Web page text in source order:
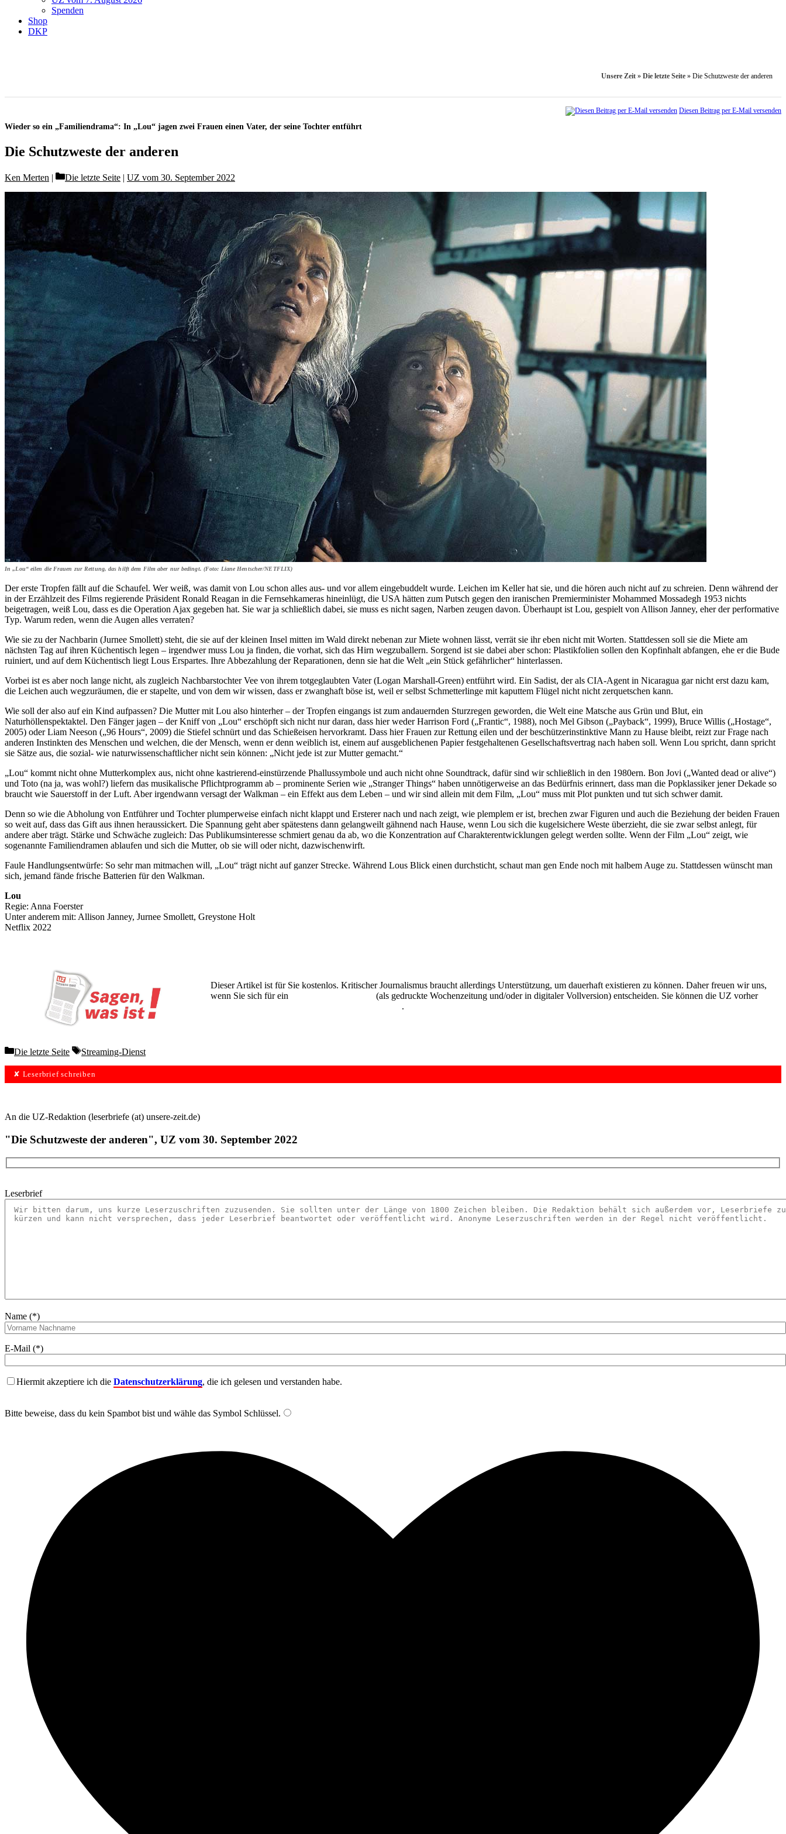
Spenden
Shop
DKP
Unsere Zeit » Die letzte Seite » Die Schutzweste der anderen
Diesen Beitrag per E-Mail versenden
Wieder so ein „Familiendrama“: In „Lou“ jagen zwei Frauen einen Vater, der seine Tochter entführt
Die Schutzweste der anderen
Ken Merten Categories
Die letzte Seite | UZ vom 30. September 2022
In „Lou“ eilen die Frauen zur Rettung, das hilft dem Film aber nur bedingt. (Foto: Liane Hentscher/NETFLIX)
Der erste Tropfen fällt auf die Schaufel. Wer weiß, was damit von Lou schon alles aus- und vor allem eingebuddelt wurde. Leichen im Keller hat sie, und die hören auch nicht auf zu schreien. Denn während der
in der Erzählzeit des Films regierende Präsident Ronald Reagan in die Fernsehkameras hineinlügt, die USA hätten zum Putsch gegen den iranischen Premierminister Mohammed Mossadegh 1953 nichts
beigetragen, weiß Lou, dass es die Operation Ajax gegeben hat. Sie war ja schließlich dabei, sie muss es nicht sagen, Narben zeugen davon. Überhaupt ist Lou, gespielt von Allison Janney, eher der performative
Typ. Warum reden, wenn die Augen alles verraten?
Wie sie zu der Nachbarin (Jurnee Smollett) steht, die sie auf der kleinen Insel mitten im Wald direkt nebenan zur Miete wohnen lässt, verrät sie ihr eben nicht mit Worten. Stattdessen soll sie die Miete am
nächsten Tag auf ihren Küchentisch legen – irgendwer muss Lou ja finden, die vorhat, sich das Hirn wegzuballern. Sorgend ist sie dabei aber schon: Plastikfolien sollen den Kopfinhalt abfangen, ehe er die Bude
ruiniert, und auf dem Küchentisch liegt Lous Erspartes. Ihre Abbezahlung der Reparationen, denn sie hat die Welt „ein Stück gefährlicher“ hinterlassen.
Vorbei ist es aber noch lange nicht, als zugleich Nachbarstochter Vee von ihrem totgeglaubten Vater (Logan Marshall-Green) entführt wird. Ein Sadist, der als CIA-Agent in Nicaragua gar nicht erst dazu kam,
die Leichen auch wegzuräumen, die er stapelte, und von dem wir wissen, dass er zwanghaft böse ist, weil er selbst Schmetterlinge mit kaputtem Flügel nicht nicht zerquetschen kann.
Wie soll der also auf ein Kind aufpassen? Die Mutter mit Lou also hinterher – der Tropfen eingangs ist zum andauernden Sturzregen geworden, die Welt eine Matsche aus Grün und Blut, ein
Naturhöllenspektaktel. Den Fänger jagen – der Kniff von „Lou“ erschöpft sich nicht nur daran, dass hier weder Harrison Ford („Frantic“, 1988), noch Mel Gibson („Payback“, 1999), Bruce Willis („Hostage“,
2005) oder Liam Neeson („96 Hours“, 2009) die Stiefel schnürt und das Schießeisen hervorkramt. Dass hier Frauen zur Rettung eilen und der beschützerinstinktive Mann zu Hause bleibt, reizt zur Frage nach
anderen Instinkten des Menschen und welchen, die der Mensch, wenn er denn weiblich ist, einem auf ausgeblichenen Papier festgehaltenen Gesellschaftsvertrag nach haben soll. Wenn Lou spricht, dann spricht
sie Sätze aus, die sozial- wie naturwissenschaftlicher nicht sein können: „Nicht jede ist zur Mutter gemacht.“
„Lou“ kommt nicht ohne Mutterkomplex aus, nicht ohne kastrierend-einstürzende Phallussymbole und auch nicht ohne Soundtrack, dafür sind wir schließlich in den 1980ern. Bon Jovi („Wanted dead or alive“)
und Toto (na ja, was wohl?) liefern das musikalische Pflichtprogramm ab – prominente Serien wie „Stranger Things“ haben unnötigerweise an das Bedürfnis erinnert, dass man die Popklassiker jener Dekade so
braucht wie Sauerstoff in der Luft. Aber irgendwann versagt der Walkman – ein Effekt aus dem Leben – und wir sind allein mit dem Film, „Lou“ muss mit Plot punkten und tut sich schwer damit.
Denn so wie die Abholung von Entführer und Tochter plumperweise einfach nicht klappt und Ersterer nach und nach zeigt, wie plemplem er ist, brechen zwar Figuren und auch die Beziehung der beiden Frauen
so weit auf, dass das Gift aus ihnen heraussickert. Die Spannung geht aber spätestens dann gelangweilt gähnend nach Hause, wenn Lou sich die kugelsichere Weste überzieht, die sie zwar selbst anlegt, für
andere aber trägt. Stärke und Schwäche zugleich: Das Publikumsinteresse schmiert genau da ab, wo die Konzentration auf Charakterentwicklungen gelegt werden sollte. Wenn der Film „Lou“ zeigt, wie
sogenannte Familiendramen ablaufen und sich die Mutter, ob sie will oder nicht, dazwischenwirft.
Faule Handlungsentwürfe: So sehr man mitmachen will, „Lou“ trägt nicht auf ganzer Strecke. Während Lous Blick einen durchsticht, schaut man gen Ende noch mit halbem Auge zu. Stattdessen wünscht man
sich, jemand fände frische Batterien für den Walkman.
Lou
Regie: Anna Foerster
Unter anderem mit: Allison Janney, Jurnee Smollett, Greystone Holt
Netflix 2022
Dieser Artikel ist für Sie kostenlos. Kritischer Journalismus braucht allerdings Unterstützung, um dauerhaft existieren zu können. Daher freuen wir uns,
wenn Sie sich für ein
(als gedruckte Wochenzeitung und/oder in digitaler Vollversion) entscheiden. Sie können die UZ vorher
.
Categories
Die letzte Seite Tags
Streaming-Dienst
✘ Leserbrief schreiben
An die UZ-Redaktion (leserbriefe (at) unsere-zeit.de)
"Die Schutzweste der anderen", UZ vom 30. September 2022
Leserbrief
Name (*)
E-Mail (*)
Hiermit akzeptiere ich die Datenschutzerklärung, die ich gelesen und verstanden habe.
Bitte beweise, dass du kein Spambot bist und wähle das Symbol Schlüssel.